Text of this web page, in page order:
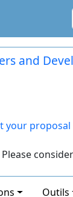
and
your proposal
Please consider
Outils